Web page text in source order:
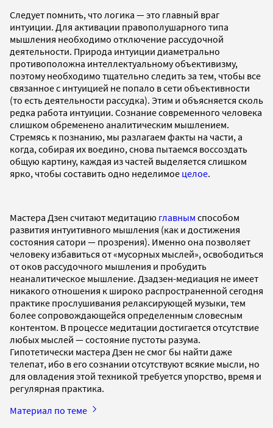
Следует помнить, что логика — это главный враг
интуиции. Для активации правополушарного типа
мышления необходимо отключение рассудочной
деятельности. Природа интуиции диаметрально
противоположна интеллектуальному объективизму,
поэтому необходимо тщательно следить за тем, чтобы все
связанное с интуицией не попало в сети объективности
(то есть деятельности рассудка). Этим и объясняется сколь
редка работа интуиции. Сознание современного человека
слишком обременено аналитическим мышлением.
Стремясь к познанию, мы разлагаем факты на части, а
когда, собирая их воедино, снова пытаемся воссоздать
общую картину, каждая из частей выделяется слишком
ярко, чтобы составить одно неделимое целое.
Мастера Дзен считают медитацию главным способом
развития интуитивного мышления (как и достижения
состояния сатори — прозрения). Именно она позволяет
человеку избавиться от «мусорных мыслей», освободиться
от оков рассудочного мышления и пробудить
неаналитическое мышление. Дзадзен-медиация не имеет
никакого отношения к широко распространенной сегодня
практике прослушивания релаксирующей музыки, тем
более сопровождающейся определенным словесным
контентом. В процессе медитации достигается отсутствие
любых мыслей — состояние пустоты разума.
Гипотетически мастера Дзен не смог бы найти даже
телепат, ибо в его сознании отсутствуют всякие мысли, но
для овладения этой техникой требуется упорство, время и
регулярная практика.
Материал по теме